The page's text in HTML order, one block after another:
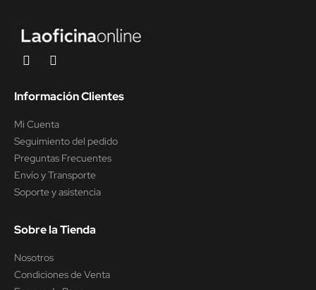
Información Clientes
Mi Cuenta
Seguimiento del pedido
Preguntas Frecuentes
Envío y Transporte
Soporte y asistencia
Sobre la Tienda
Nosotros
Condiciones de Venta